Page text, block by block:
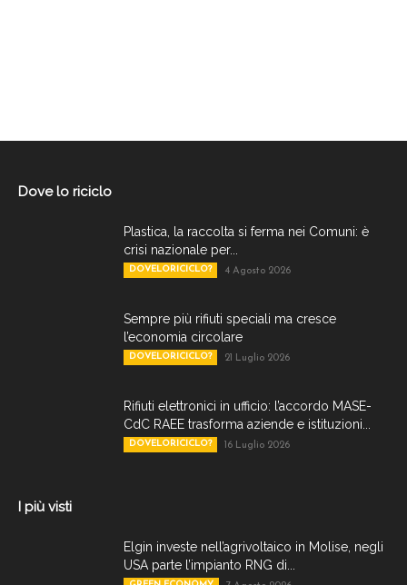
Dove lo riciclo
Plastica, la raccolta si ferma nei Comuni: è
crisi nazionale per...
DOVELORICICLO? 4 Agosto 2026
Sempre più rifiuti speciali ma cresce
l’economia circolare
DOVELORICICLO? 21 Luglio 2026
Rifiuti elettronici in ufficio: l’accordo MASE-
CdC RAEE trasforma aziende e istituzioni...
DOVELORICICLO? 16 Luglio 2026
I più visti
Elgin investe nell’agrivoltaico in Molise, negli
USA parte l’impianto RNG di...